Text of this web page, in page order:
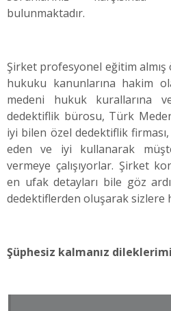
bulunmaktadır.
Şirket profesyonel eğitim
hukuku kanunlarına hakim
medeni hukuk kurallarına
dedektiflik bürosu, Türk
iyi bilen özel dedektiflik
eden ve iyi kullanarak
vermeye çalışıyorlar. Şirket
en ufak detayları bile göz
dedektiflerden oluşarak sizlere
Şüphesiz kalmanız